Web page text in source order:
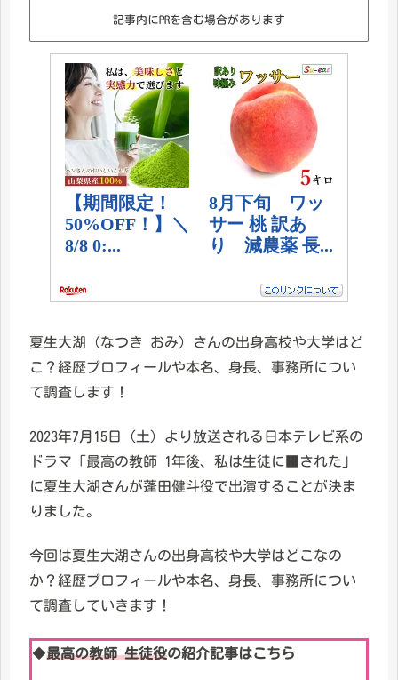
記事内にPRを含む場合があります
夏生大湖（なつき おみ）さんの出身高校や大学はど
こ？経歴プロフィールや本名、身長、事務所につい
て調査します！
2023年7月15日（土）より放送される日本テレビ系の
ドラマ「最高の教師 1年後、私は生徒に■された」
に夏生大湖さんが蓬田健斗役で出演することが決ま
りました。
今回は夏生大湖さんの出身高校や大学はどこなの
か？経歴プロフィールや本名、身長、事務所につい
て調査していきます！
◆最高の教師 生徒役の紹介記事はこちら